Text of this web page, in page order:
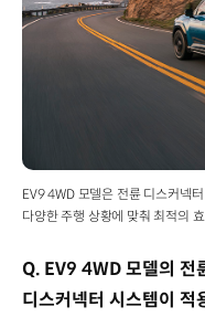
EV9 4WD 모델은 전륜 디스커넥
다양한 주행 상황에 맞춰 최적의
Q. EV9 4WD 모델의 전
디스커넥터 시스템이 적